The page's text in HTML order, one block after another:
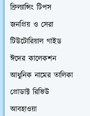
ফ্রিল্যান্সিং টিপস
জনপ্রিয় ও সেরা
টিউটোরিয়াল গাইড
ঈদের কালেকশন
আধুনিক নামের তালিকা
প্রোডাক্ট রিভিউ
আবহাওয়া